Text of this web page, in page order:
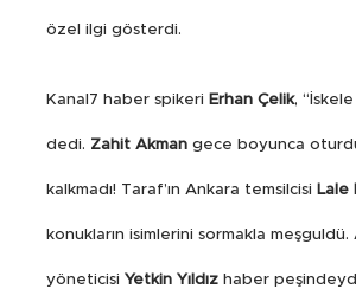
özel ilgi gösterdi.
Kanal7 haber spikeri Erhan Çelik, “İskele
dedi. Zahit Akman gece boyunca
kalkmadı! Taraf’ın Ankara temsilcisi Lale
konukların isimlerini sormakla
yöneticisi Yetkin Yıldız haber